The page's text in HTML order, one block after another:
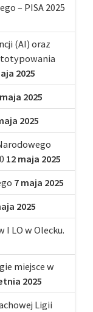
– PISA 2025
(AI) oraz
2025
2025
2025
12 maja 2025
7 maja 2025
2025
LO w Olecku.
miejsce w
2025
Ligii